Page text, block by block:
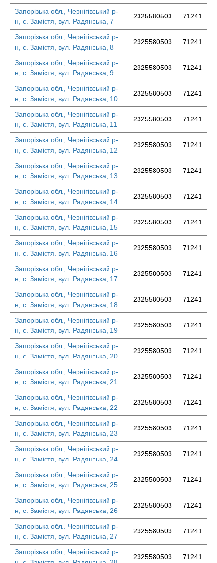
Запорізька обл., Чернігівський р-
н, с. Замістя, вул. Радянська, 7
2325580503 71241
Запорізька обл., Чернігівський р-
н, с. Замістя, вул. Радянська, 8
2325580503 71241
Запорізька обл., Чернігівський р-
н, с. Замістя, вул. Радянська, 9
2325580503 71241
Запорізька обл., Чернігівський р-
н, с. Замістя, вул. Радянська, 10
2325580503 71241
Запорізька обл., Чернігівський р-
н, с. Замістя, вул. Радянська, 11
2325580503 71241
Запорізька обл., Чернігівський р-
н, с. Замістя, вул. Радянська, 12
2325580503 71241
Запорізька обл., Чернігівський р-
н, с. Замістя, вул. Радянська, 13
2325580503 71241
Запорізька обл., Чернігівський р-
н, с. Замістя, вул. Радянська, 14
2325580503 71241
Запорізька обл., Чернігівський р-
н, с. Замістя, вул. Радянська, 15
2325580503 71241
Запорізька обл., Чернігівський р-
н, с. Замістя, вул. Радянська, 16
2325580503 71241
Запорізька обл., Чернігівський р-
н, с. Замістя, вул. Радянська, 17
2325580503 71241
Запорізька обл., Чернігівський р-
н, с. Замістя, вул. Радянська, 18
2325580503 71241
Запорізька обл., Чернігівський р-
н, с. Замістя, вул. Радянська, 19
2325580503 71241
Запорізька обл., Чернігівський р-
н, с. Замістя, вул. Радянська, 20
2325580503 71241
Запорізька обл., Чернігівський р-
н, с. Замістя, вул. Радянська, 21
2325580503 71241
Запорізька обл., Чернігівський р-
н, с. Замістя, вул. Радянська, 22
2325580503 71241
Запорізька обл., Чернігівський р-
н, с. Замістя, вул. Радянська, 23
2325580503 71241
Запорізька обл., Чернігівський р-
н, с. Замістя, вул. Радянська, 24
2325580503 71241
Запорізька обл., Чернігівський р-
н, с. Замістя, вул. Радянська, 25
2325580503 71241
Запорізька обл., Чернігівський р-
н, с. Замістя, вул. Радянська, 26
2325580503 71241
Запорізька обл., Чернігівський р-
н, с. Замістя, вул. Радянська, 27
2325580503 71241
Запорізька обл., Чернігівський р-
2325580503 71241